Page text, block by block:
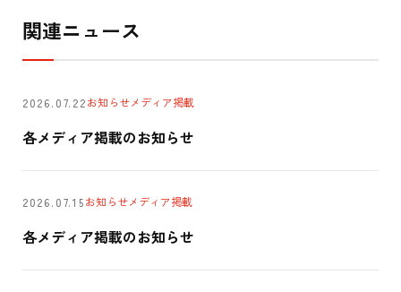
関連ニュース
2026.07.22お知らせメディア掲載
各メディア掲載のお知らせ
2026.07.15お知らせメディア掲載
各メディア掲載のお知らせ